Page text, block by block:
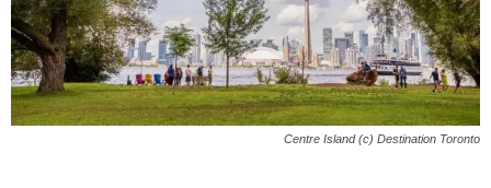
Centre Island (c) Destination Toronto